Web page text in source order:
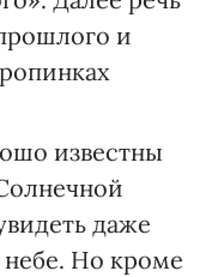
и
известны
даже
Но кроме